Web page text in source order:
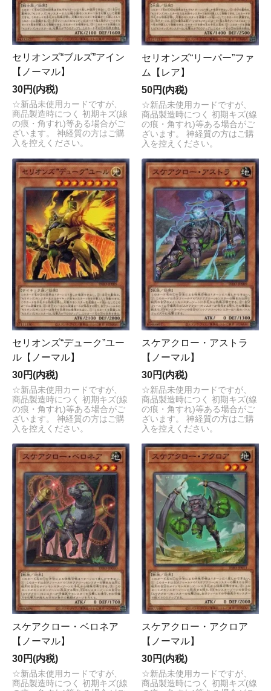
セリオンズ“ブルズ”アイン
【ノーマル】
30円(内税)
☆新品未使用カードですが、
商品製造時につく 初期キズ(線
の痕・角すれ)等ある場合がご
ざいます。 神経質の方はご購
入を控えください。
セリオンズ“リーパー”ファ
ム【レア】
50円(内税)
☆新品未使用カードですが、
商品製造時につく 初期キズ(線
の痕・角すれ)等ある場合がご
ざいます。 神経質の方はご購
入を控えください。
セリオンズ“デューク”ユー
ル【ノーマル】
30円(内税)
☆新品未使用カードですが、
商品製造時につく 初期キズ(線
の痕・角すれ)等ある場合がご
ざいます。 神経質の方はご購
入を控えください。
スケアクロー・アストラ
【ノーマル】
30円(内税)
☆新品未使用カードですが、
商品製造時につく 初期キズ(線
の痕・角すれ)等ある場合がご
ざいます。 神経質の方はご購
入を控えください。
スケアクロー・ベロネア
【ノーマル】
30円(内税)
☆新品未使用カードですが、
商品製造時につく 初期キズ(線
スケアクロー・アクロア
【ノーマル】
30円(内税)
☆新品未使用カードですが、
商品製造時につく 初期キズ(線